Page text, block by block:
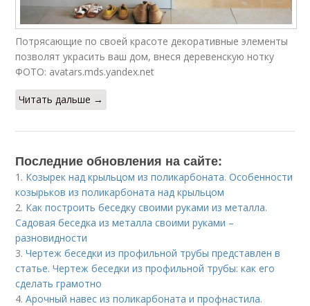
Потрясающие по своей красоте декоративные элементы
позволят украсить ваш дом, внеся деревенскую нотку
ФОТО: avatars.mds.yandex.net
Читать дальше →
Последние обновления на сайте:
1. Козырек над крыльцом из поликарбоната. Особенности
козырьков из поликарбоната над крыльцом
2. Как построить беседку своими руками из металла.
Садовая беседка из металла своими руками –
разновидности
3.Чертеж беседки из профильной трубы представлен в
статье. Чертеж беседки из профильной трубы: как его
сделать грамотно
4.Арочный навес из поликарбоната и профнастила.